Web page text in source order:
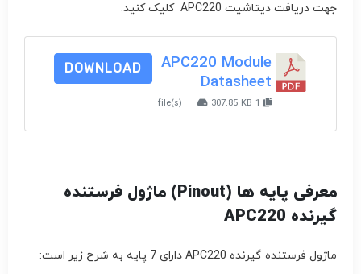
جهت دریافت دیتاشیت APC220 کلیک کنید.
APC220 Module
Datasheet
307.85 KB
DOWNLOAD
معرفی پایه ها (Pinout) ماژول فرستنده
گیرنده APC220
ماژول فرستنده گیرنده APC220 دارای 7 پایه به شرح زیر است: